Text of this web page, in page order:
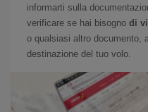
informarti sulla
verificare se hai bisogno di
o qualsiasi altro documento,
destinazione del tuo volo.